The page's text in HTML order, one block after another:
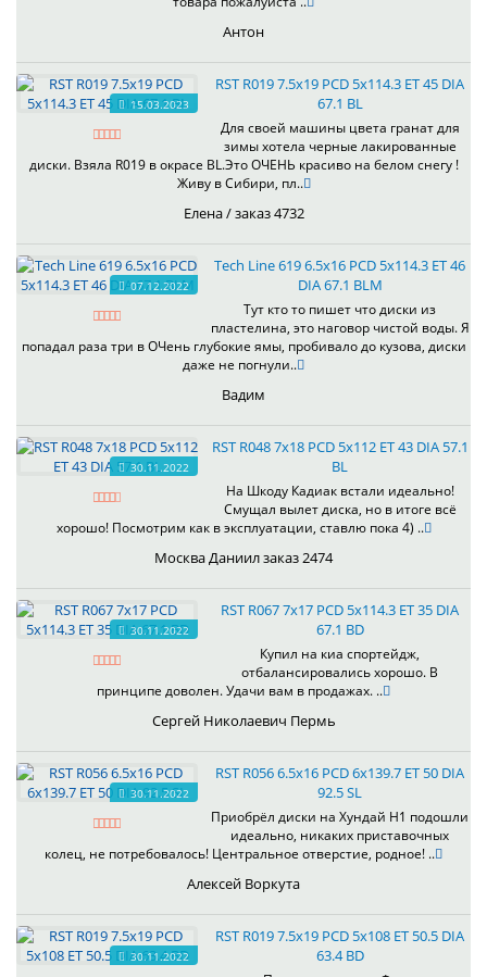
Антон
15.03.2023
RST R019 7.5x19 PCD 5x114.3 ET 45 DIA
67.1 BL
Для своей машины цвета гранат для
зимы хотела черные лакированные
диски. Взяла R019 в окрасе BL.Это ОЧЕНЬ красиво на белом снегу !
Живу в Сибири, пл..
Елена / заказ 4732
07.12.2022
Tech Line 619 6.5x16 PCD 5x114.3 ET 46
DIA 67.1 BLM
Тут кто то пишет что диски из
пластелина, это наговор чистой воды. Я
попадал раза три в ОЧень глубокие ямы, пробивало до кузова, диски
даже не погнули..
Вадим
30.11.2022
RST R048 7x18 PCD 5x112 ET 43 DIA 57.1
BL
На Шкоду Кадиак встали идеально!
Смущал вылет диска, но в итоге всё
хорошо! Посмотрим как в эксплуатации, ставлю пока 4) ..
Москва Даниил заказ 2474
30.11.2022
RST R067 7x17 PCD 5x114.3 ET 35 DIA
67.1 BD
Купил на киа спортейдж,
отбалансировались хорошо. В
принципе доволен. Удачи вам в продажах. ..
Сергей Николаевич Пермь
30.11.2022
RST R056 6.5x16 PCD 6x139.7 ET 50 DIA
92.5 SL
Приобрёл диски на Хундай H1 подошли
идеально, никаких приставочных
колец, не потребовалось! Центральное отверстие, родное! ..
Алексей Воркута
30.11.2022
RST R019 7.5x19 PCD 5x108 ET 50.5 DIA
63.4 BD